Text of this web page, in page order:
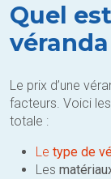
Quel
Le prix d’une
facteurs. Voici
totale :
Le type de
Les